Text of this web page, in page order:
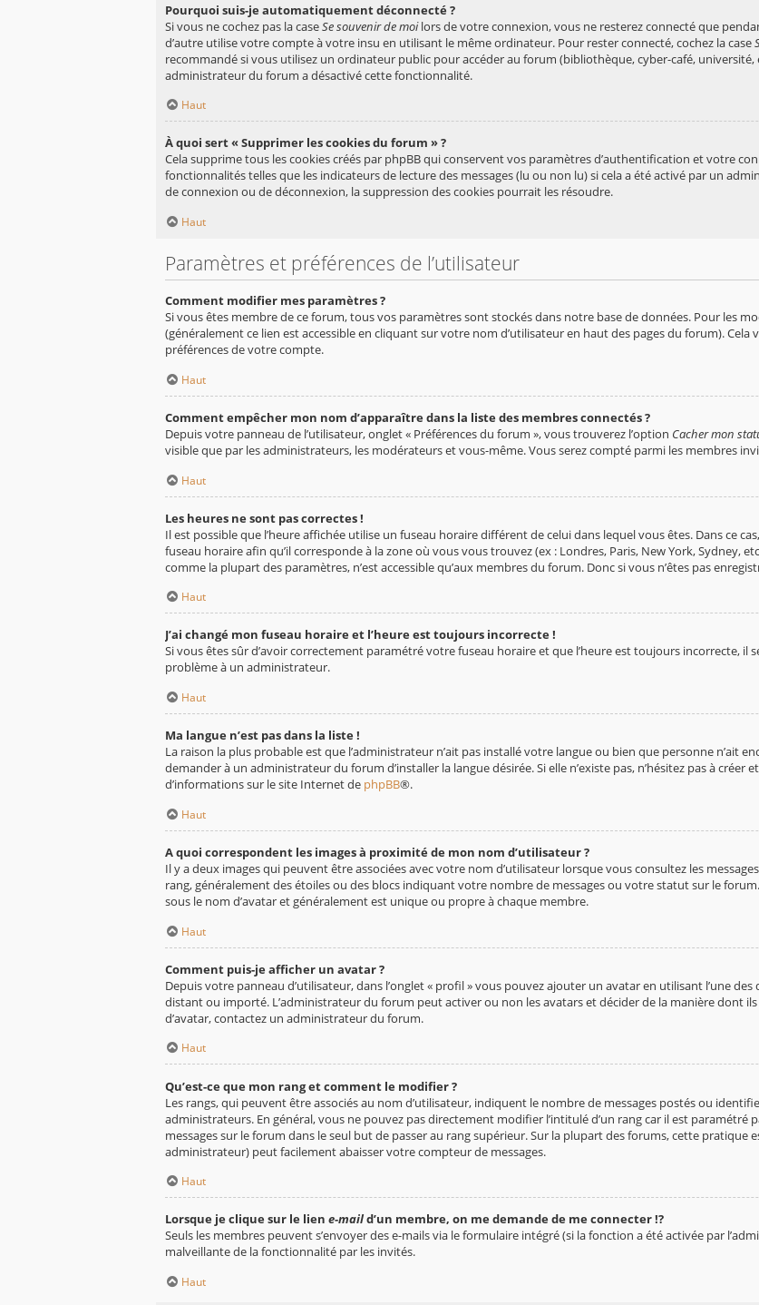
Pourquoi suis-je automatiquement déconnecté ?
Si vous ne cochez pas la caseSe souvenir de moilors de votre connexion, vous ne resterez connecté que
d’autre utilise votre compte à votre insu en utilisant le même ordinateur. Pour rester connecté, cochez la case
recommandé si vous utilisez un ordinateur public pour accéder au forum (bibliothèque, cyber-café, université,
administrateur du forum a désactivé cette fonctionnalité.
Haut
À quoi sert « Supprimer les cookies du forum » ?
Cela supprime tous les cookies créés par phpBB qui conservent vos paramètres d’authentification et votre
fonctionnalités telles que les indicateurs de lecture des messages (lu ou non lu) si cela a été activé par un
de connexion ou de déconnexion, la suppression des cookies pourrait les résoudre.
Haut
Paramètres et préférences de l’utilisateur
Comment modifier mes paramètres ?
Si vous êtes membre de ce forum, tous vos paramètres sont stockés dans notre base de données. Pour les
(généralement ce lien est accessible en cliquant sur votre nom d’utilisateur en haut des pages du forum).
préférences de votre compte.
Haut
Comment empêcher mon nom d’apparaître dans la liste des membres connectés ?
Depuis votre panneau de l’utilisateur, onglet « Préférences du forum », vous trouverez l’option Cacher mon
visible que par les administrateurs, les modérateurs et vous-même. Vous serez compté parmi les membres
Haut
Les heures ne sont pas correctes !
Il est possible que l’heure affichée utilise un fuseau horaire différent de celui dans lequel vous êtes. Dans ce
fuseau horaire afin qu’il corresponde à la zone où vous vous trouvez (ex : Londres, Paris, New York, Sydney,
comme la plupart des paramètres, n’est accessible qu’aux membres du forum. Donc si vous n’êtes pas
Haut
J’ai changé mon fuseau horaire et l’heure est toujours incorrecte !
Si vous êtes sûr d’avoir correctement paramétré votre fuseau horaire et que l’heure est toujours incorrecte, il
problème à un administrateur.
Haut
Ma langue n’est pas dans la liste !
La raison la plus probable est que l’administrateur n’ait pas installé votre langue ou bien que personne n’ait
demander à un administrateur du forum d’installer la langue désirée. Si elle n’existe pas, n’hésitez pas à
d’informations sur le site Internet de phpBB®.
Haut
A quoi correspondent les images à proximité de mon nom d’utilisateur ?
Il y a deux images qui peuvent être associées avec votre nom d’utilisateur lorsque vous consultez les
rang, généralement des étoiles ou des blocs indiquant votre nombre de messages ou votre statut sur le
sous le nom d’avatar et généralement est unique ou propre à chaque membre.
Haut
Comment puis-je afficher un avatar ?
Depuis votre panneau d’utilisateur, dans l’onglet « profil » vous pouvez ajouter un avatar en utilisant l’une
distant ou importé. L’administrateur du forum peut activer ou non les avatars et décider de la manière dont
d’avatar, contactez un administrateur du forum.
Haut
Qu’est-ce que mon rang et comment le modifier ?
Les rangs, qui peuvent être associés au nom d’utilisateur, indiquent le nombre de messages postés ou
administrateurs. En général, vous ne pouvez pas directement modifier l’intitulé d’un rang car il est paramétré
messages sur le forum dans le seul but de passer au rang supérieur. Sur la plupart des forums, cette
administrateur) peut facilement abaisser votre compteur de messages.
Haut
Lorsque je clique sur le lien e-maild’un membre, on me demande de me connecter !?
Seuls les membres peuvent s’envoyer des e-mails via le formulaire intégré (si la fonction a été activée par
malveillante de la fonctionnalité par les invités.
Haut